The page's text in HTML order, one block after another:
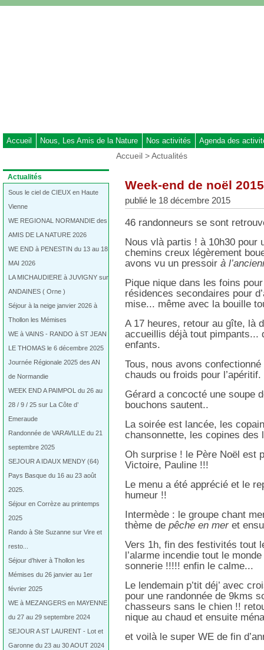
à
la
Accueil Nous, Les Amis de la Nature Nos activités Agenda des
Dans
la
rubrique
Actualités
Sous le ciel de CIEUX en Haute
Vienne
WE REGIONAL NORMANDIE des
AMIS DE LA NATURE 2026
WE END à PENESTIN du 13 au 18
MAI 2026
LA MICHAUDIERE à JUVIGNY sur
ANDAINES ( Orne )
Séjour à la neige janvier 2026 à
Thollon les Mémises
WE à VAINS - RANDO à ST JEAN
LE THOMAS le 6 décembre 2025
Journée Régionale 2025 des AN
de Normandie
WEEK END A PAIMPOL du 26 au
28 / 9 / 25 sur La Côte d’
Emeraude
Randonnée de VARAVILLE du 21
septembre 2025
SEJOUR A IDAUX MENDY (64)
Pays Basque du 16 au 23 août
2025.
Séjour en Corrèze au printemps
2025
Rando à Ste Suzanne sur Vire et
resto...
Séjour d’hiver à Thollon les
Mémises du 26 janvier au 1er
février 2025
WE à MEZANGERS en MAYENNE
du 27 au 29 septembre 2024
SEJOUR A ST LAURENT - Lot et
Garonne du 23 au 30 AOUT 2024
Vous
Accueil >Actualités
Week-end de noël 2015
publié le 18 décembre 2015
46 randonneurs se sont
Nous vlà partis ! à 10h30 pour
chemins creux légèrement
avons vu un pressoir à
Pique nique dans les foins
résidences secondaires pour
mise... même avec la bouille
A 17 heures, retour au gîte, là
accueillis déjà tout pimpants...
enfants.
Tous, nous avons
chauds ou froids pour l’apéritif.
Gérard a concocté une soupe
bouchons sautent..
La soirée est lancée, les
chansonnette, les copines
Oh surprise ! le Père Noël est
Victoire, Pauline !!!
Le menu a été apprécié et le
humeur !!
Intermède : le groupe chant
thème depêche en mer et
Vers 1h, fin des festivités tout
l’alarme incendie tout le
sonnerie !!!!! enfin le calme...
Le lendemain p’tit déj’ avec
pour une randonnée de 9kms
chasseurs sans le chien !!
nique au chaud et ensuite
et voilà le super WE de fin